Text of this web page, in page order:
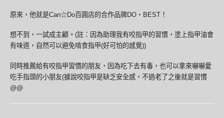
原來，他就是Can☆Do百圓店的合作品牌DO‧BEST！
想不到，一試成主顧。(註：因為助理我有咬指甲的習慣，塗上指甲油會
有味道，自然可以避免啃食指甲(好可怕的感覺))
同時推薦給有咬指甲習慣的朋友，因為吃下去有毒，也可以拿來嚇嚇愛
吃手指頭的小朋友(據說咬指甲是缺乏安全感，不過老了之後就是習慣
@@